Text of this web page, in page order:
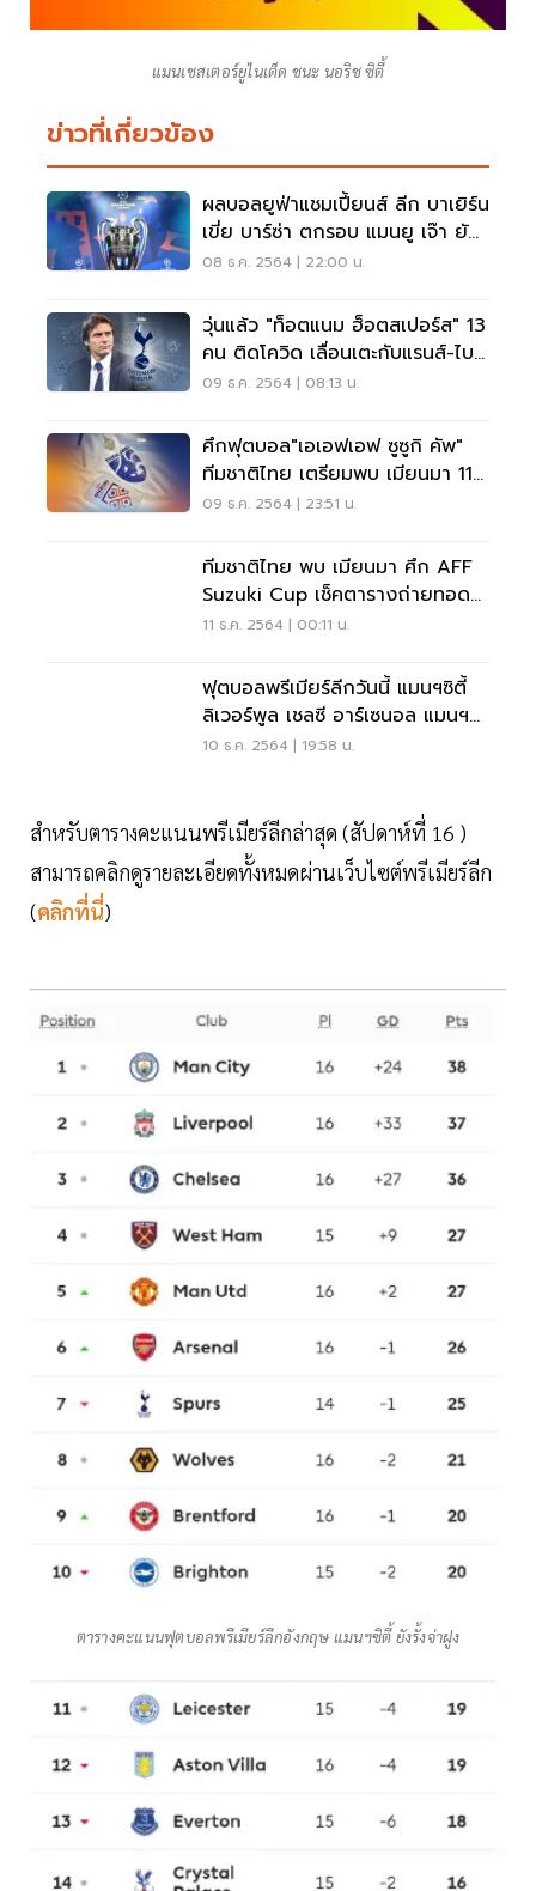
แมนเชสเตอร์​ยู​ไนเต็ด​ ชนะ นอริช ซิตี้​
ข่าวที่เกี่ยวข้อง
ผลบอลยูฟ่าแชมเปี้ยนส์ ลีก บาเยิร์น​
เขี่ย บาร์ซ่า ตกรอบ แมนยู เจ๊า ยัง
บอยส์
08 ธ.ค. 2564 | 22:00 น.
วุ่นแล้ว "ท็อตแนม ฮ็อตสเปอร์ส" 13
คน ติดโควิด เลื่อนเตะกับแรนส์-ไบร
ตัน
09 ธ.ค. 2564 | 08:13 น.
ศึกฟุตบอล"เอเอฟเอฟ ซูซูกิ คัพ"
ทีมชาติไทย เตรียมพบ เมียนมา 11
ธ.ค.นี้
09 ธ.ค. 2564 | 23:51 น.
ทีมชาติไทย พบ เมียนมา ศึก AFF
Suzuki Cup เช็คตารางถ่ายทอด
สดที่นี่
11 ธ.ค. 2564 | 00:11 น.
ฟุตบอลพรีเมียร์ลีกวันนี้ แมนฯซิตี้
ลิเวอร์พูล เชลซี อาร์เซนอล แมนฯยู
ลงสนาม
10 ธ.ค. 2564 | 19:58 น.
สำหรับตารางคะแนนพรีเมียร์ลีกล่าสุด (สัปดาห์ที่ 16 )
สามารถคลิกดูรายละเอียดทั้งหมดผ่านเว็บไซต์พรีเมียร์ลีก
(คลิกที่นี่)
ตารางคะแนน​ฟุตบอล​พรีเมียร์​ลีก​อังกฤษ​ แมนฯซิตี้ ยังรั้งจ่าฝูง